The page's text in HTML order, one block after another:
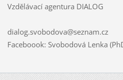
Vzdělávací agentura DIALOG
dialog.svobodova@seznam.cz
Faceboook: Svobodová Lenka